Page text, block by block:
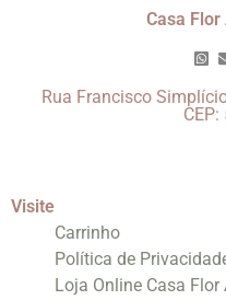
Casa
Rua Francisco
Visite
Carrinho
Política de
Loja Online Casa